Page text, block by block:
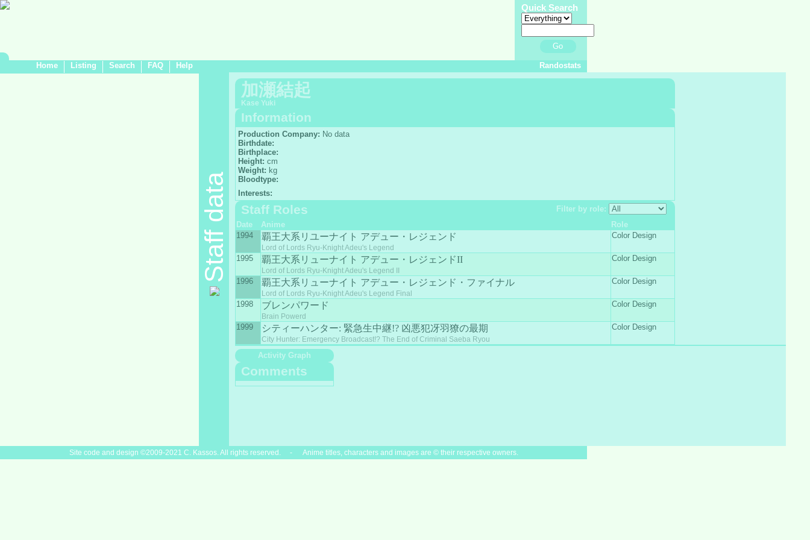
Quick Search
Go
Home Listing Search FAQ Help Randostats
Staff data
加瀬結起
Kase Yuki
Information
Production Company: No data
Birthdate:
Birthplace:
Height: cm
Weight: kg
Bloodtype:
Interests:
Staff Roles
Filter by role:
Date
Anime
Role
1994
覇王大系リユーナイト アデュー・レジェンド
Lord of Lords Ryu-Knight Adeu's Legend
Color Design
1995 覇王大系リューナイト アデュー・レジェンドII
Lord of Lords Ryu-Knight Adeu's Legend II
Color Design
1996 覇王大系リューナイト アデュー・レジェンド・ファイナル
Lord of Lords Ryu-Knight Adeu's Legend Final
Color Design
1998 ブレンパワード
Brain Powerd
Color Design
1999 シティーハンター: 緊急生中継!? 凶悪犯冴羽獠の最期
City Hunter: Emergency Broadcast!? The End of Criminal Saeba Ryou
Color Design
Activity Graph
Comments
Site code and design ©2009-2021 C. Kassos. All rights reserved. - Anime titles, characters and images are © their respective owners.